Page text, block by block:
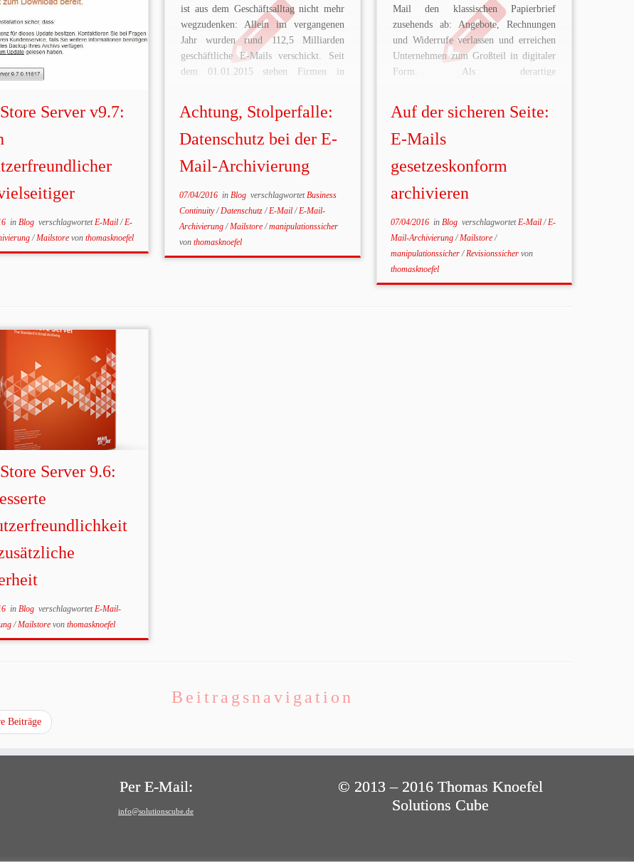
Server v9.7:
inBlog verschlagwortetE-Mail/E-
/Mailstorevonthomasknoefel
ist aus dem Geschäftsalltag nicht mehr
wegzudenken: Allein im vergangenen
Jahr wurden rund 112,5 Milliarden
geschäftliche E-Mails verschickt. Seit
dem 01.01.2015 stehen Firmen in
solchen E-Mail-Verkehr
manipulationssicher zu archivieren. Um
diesen rechtlichen Anforderungen
übergegangen, die gesamte
Achtung, Stolperfalle:
Datenschutz bei der E-
Mail-Archivierung
07/04/2016in Blog verschlagwortetBusiness
Continuity/Datenschutz/E-Mail/E-Mail-
Archivierung/Mailstore/manipulationssicher
von thomasknoefel
Mail den klassischen Papierbrief
zusehends ab: Angebote, Rechnungen
und Widerrufe verlassen und erreichen
Unternehmen zum Großteil in digitaler
Form. Als derartige
E-Mail jedoch gewissen gesetzlichen
Reglementierungen. Denn jedwede
Korrespondenz, die ein Geschäft
macht, gilt als Handels- oder […]
Auf der sicheren Seite:
E-Mails
gesetzeskonform
archivieren
07/04/2016in Blog verschlagwortetE-Mail/E-
Mail-Archivierung/Mailstore/
manipulationssicher/Revisionssicher von
thomasknoefel
Server 9.6:
inBlog verschlagwortetE-Mail-
/Mailstorevonthomasknoefel
Beitragsnavigation
Beiträge
Per E-Mail:
info@solutionscube.de
© 2013 – 2016 Thomas Knoefel
Solutions Cube